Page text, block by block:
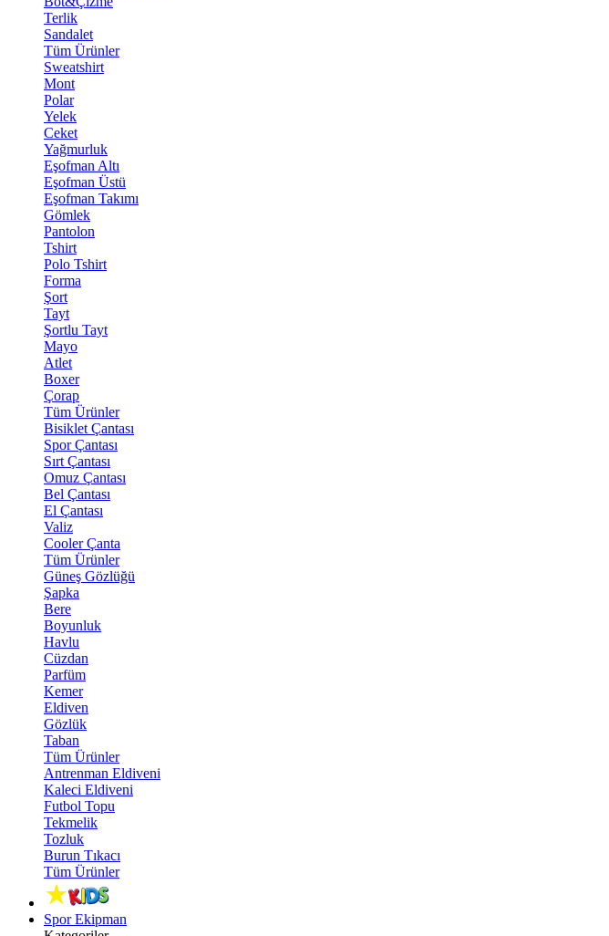
Terlik
Sandalet
Tüm Ürünler
Sweatshirt
Mont
Polar
Yelek
Ceket
Yağmurluk
Eşofman Altı
Eşofman Üstü
Eşofman Takımı
Gömlek
Pantolon
Tshirt
Polo Tshirt
Forma
Şort
Tayt
Şortlu Tayt
Mayo
Atlet
Boxer
Çorap
Tüm Ürünler
Bisiklet Çantası
Spor Çantası
Sırt Çantası
Omuz Çantası
Bel Çantası
El Çantası
Valiz
Cooler Çanta
Tüm Ürünler
Güneş Gözlüğü
Şapka
Bere
Boyunluk
Havlu
Cüzdan
Parfüm
Kemer
Eldiven
Gözlük
Taban
Tüm Ürünler
Antrenman Eldiveni
Kaleci Eldiveni
Futbol Topu
Tekmelik
Tozluk
Burun Tıkacı
Tüm Ürünler
Spor Ekipman